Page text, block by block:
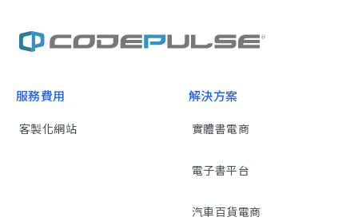
服務費用
客製化網站
解決方案
實體書電商
電子書平台
汽車百貨電商